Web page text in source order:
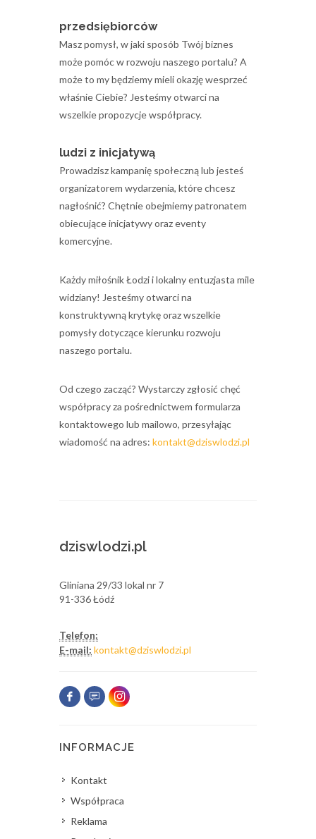
przedsiębiorców
Masz pomysł, w jaki sposób Twój biznes
może pomóc w rozwoju naszego portalu? A
może to my będziemy mieli okazję wesprzeć
właśnie Ciebie? Jesteśmy otwarci na
wszelkie propozycje współpracy.
ludzi z inicjatywą
Prowadzisz kampanię społeczną lub jesteś
organizatorem wydarzenia, które chcesz
nagłośnić? Chętnie obejmiemy patronatem
obiecujące inicjatywy oraz eventy
komercyjne.
Każdy miłośnik Łodzi i lokalny entuzjasta mile
widziany! Jesteśmy otwarci na
konstruktywną krytykę oraz wszelkie
pomysły dotyczące kierunku rozwoju
naszego portalu.
Od czego zacząć? Wystarczy zgłosić chęć
współpracy za pośrednictwem formularza
kontaktowego lub mailowo, przesyłając
wiadomość na adres: kontakt@dziswlodzi.pl
dziswlodzi.pl
Gliniana 29/33 lokal nr 7
91-336 Łódź
Telefon:
E-mail: kontakt@dziswlodzi.pl
INFORMACJE
Kontakt
Współpraca
Reklama